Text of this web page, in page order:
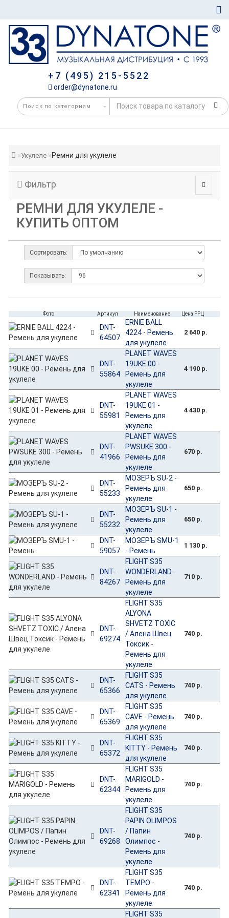
+7 (495) 215-5522
order@dynatone.ru
Укулеле Ремни для укулеле
Фильтр
РЕМНИ ДЛЯ УКУЛЕЛЕ -
КУПИТЬ ОПТОМ
Сортировать:
Показывать:
Фото Артикул Наименование Цена РРЦ
DNT-
64507
ERNIE BALL
4224 - Ремень
для укулеле
2 640 р.
DNT-
55864
PLANET WAVES
19UKE 00 -
Ремень для
укулеле
4 190 р.
DNT-
55981
PLANET WAVES
19UKE 01 -
Ремень для
укулеле
4 430 р.
DNT-
41966
PLANET WAVES
PWSUKE 300 -
Ремень для
укулеле
670 р.
DNT-
55233
МОЗЕРЪ SU-2 -
Ремень для
укулеле
650 р.
DNT-
55232
МОЗЕРЪ SU-1 -
Ремень для
укулеле
650 р.
DNT-
59057
МОЗЕРЪ SMU-1
- Ремень
1 130 р.
DNT-
84267
FLIGHT S35
WONDERLAND -
Ремень для
укулеле
710 р.
DNT-
69274
FLIGHT S35
ALYONA
SHVETZ TOXIC
/ Алена Швец
Токсик -
Ремень для
укулеле
740 р.
DNT-
65366
FLIGHT S35
CATS - Ремень
для укулеле
740 р.
DNT-
65369
FLIGHT S35
CAVE - Ремень
для укулеле
740 р.
DNT-
65372
FLIGHT S35
KITTY - Ремень
для укулеле
740 р.
DNT-
62344
FLIGHT S35
MARIGOLD -
Ремень для
укулеле
740 р.
DNT-
69268
FLIGHT S35
PAPIN OLIMPOS
/ Папин
Олимпос -
Ремень для
укулеле
740 р.
DNT-
62341
FLIGHT S35
TEMPO -
Ремень для
укулеле
740 р.
FLIGHT S35